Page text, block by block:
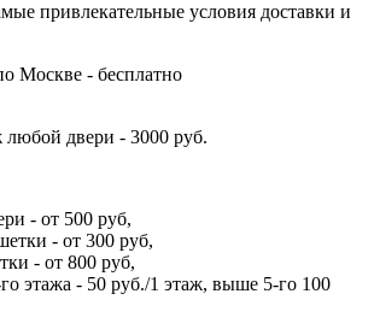
привлекательные условия доставки и
Москве - бесплатно
двери - 3000 руб.
- от 500 руб,
- от 300 руб,
- от 800 руб,
этажа - 50 руб./1 этаж, выше 5-го 100